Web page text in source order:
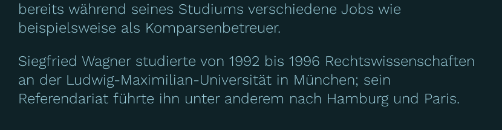
bereits während seines Studiums verschiedene Jobs wie
beispielsweise als Komparsenbetreuer.
Siegfried Wagner studierte von 1992 bis 1996 Rechtswissenschaften
an der Ludwig-Maximilian-Universität in München; sein
Referendariat führte ihn unter anderem nach Hamburg und Paris.